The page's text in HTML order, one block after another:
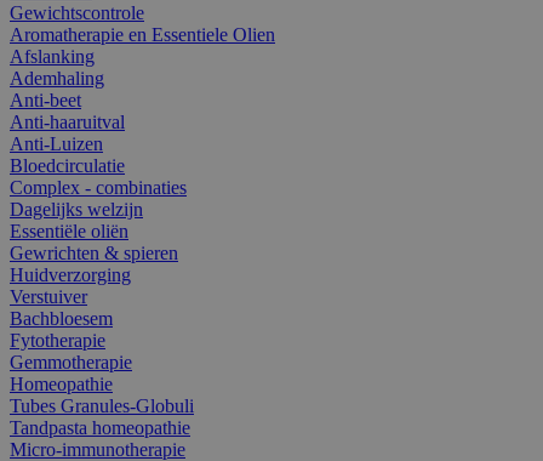
Gewichtscontrole
Aromatherapie en Essentiele Olien
Afslanking
Ademhaling
Anti-beet
Anti-haaruitval
Anti-Luizen
Bloedcirculatie
Complex - combinaties
Dagelijks welzijn
Essentiële oliën
Gewrichten & spieren
Huidverzorging
Verstuiver
Bachbloesem
Fytotherapie
Gemmotherapie
Homeopathie
Tubes Granules-Globuli
Tandpasta homeopathie
Micro-immunotherapie